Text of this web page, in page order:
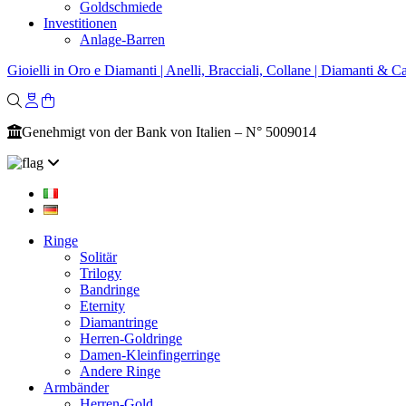
Goldschmiede
Investitionen
Anlage-Barren
Gioielli in Oro e Diamanti | Anelli, Bracciali, Collane | Diamanti &
Genehmigt von der Bank von Italien – N° 5009014
Ringe
Solitär
Trilogy
Bandringe
Eternity
Diamantringe
Herren-Goldringe
Damen-Kleinfingerringe
Andere Ringe
Armbänder